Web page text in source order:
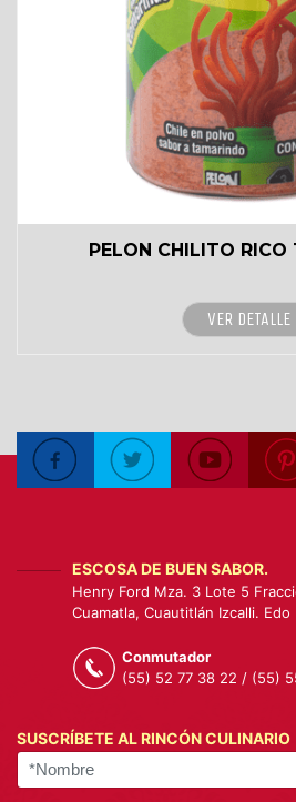
PELON CHILITO RICO
VER DETALLE
ESCOSA DE BUEN SABOR.
Henry Ford Mza. 3 Lote 5
Cuamatla, Cuautitlán Izcalli.
Conmutador
(55) 52 77 38 22 / (55)
SUSCRÍBETE AL RINCÓN CULINARIO